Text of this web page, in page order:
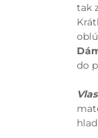
tak
do